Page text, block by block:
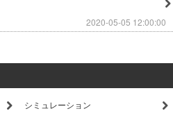
2020-05-05 12:00:00
シミュレーション